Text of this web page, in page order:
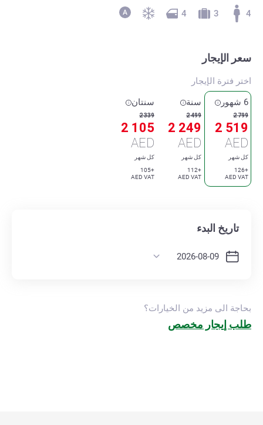
4
3
4
سعر الإيجار
اختر فترة الإيجار
6 شهور
2 799
2 519
AED
كل شهر
+126
AED VAT
سنة
2 499
2 249
AED
كل شهر
+112
AED VAT
سنتان
2 339
2 105
AED
كل شهر
+105
AED VAT
تاريخ البدء
بحاجة الى مزيد من الخيارات؟
طلب إيجار مخصص